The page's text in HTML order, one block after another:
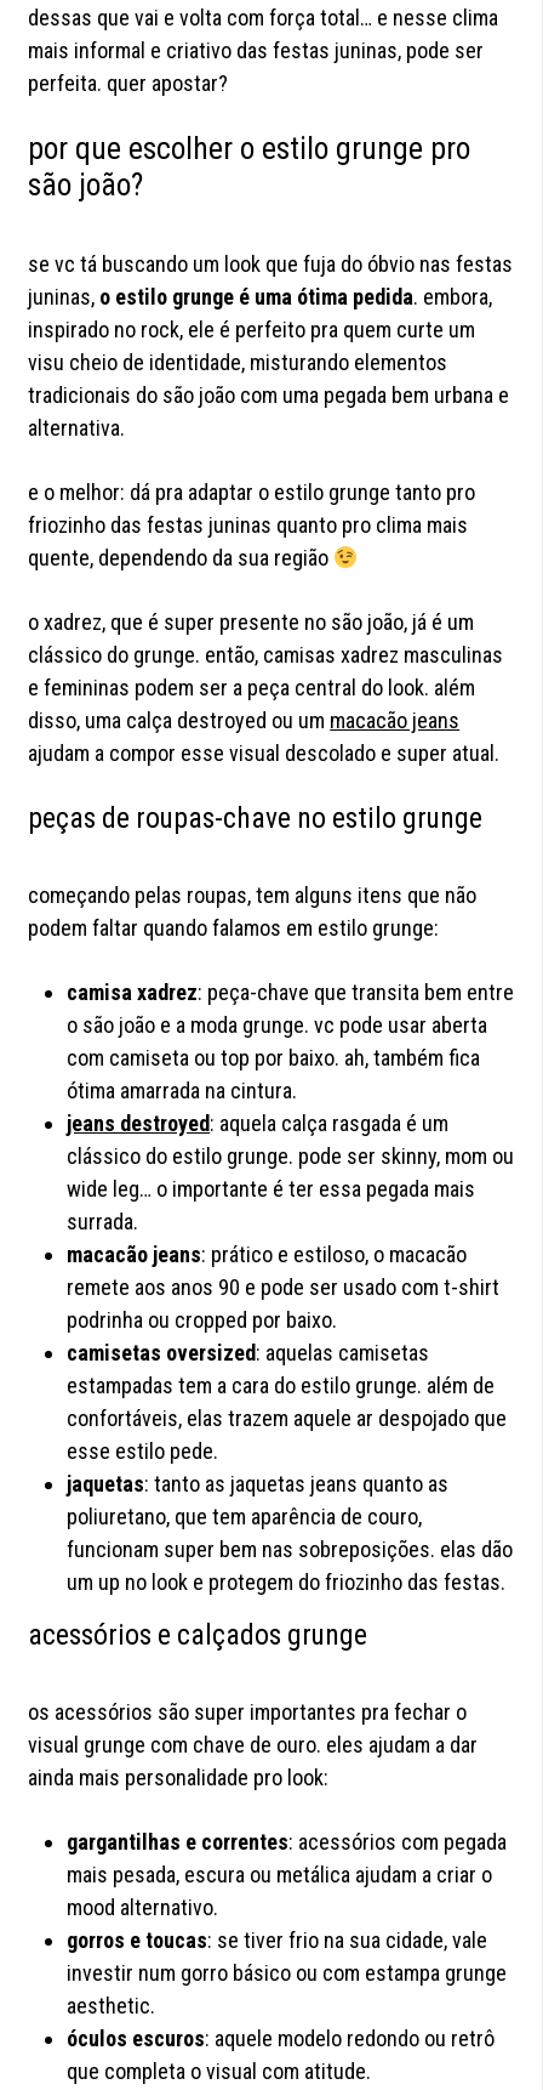
dessas que vai e volta com força total… e nesse clima
mais informal e criativo das festas juninas, pode ser
perfeita. quer apostar?
por que escolher o estilo grunge pro
são joão?
se vc tá buscando um look que fuja do óbvio nas festas
juninas, o estilo grunge é uma ótima pedida. embora,
inspirado no rock, ele é perfeito pra quem curte um
visu cheio de identidade, misturando elementos
tradicionais do são joão com uma pegada bem urbana e
alternativa.
e o melhor: dá pra adaptar o estilo grunge tanto pro
friozinho das festas juninas quanto pro clima mais
quente, dependendo da sua região
o xadrez, que é super presente no são joão, já é um
clássico do grunge. então, camisas xadrez masculinas
e femininas podem ser a peça central do look. além
disso, uma calça destroyed ou um macacão jeans
ajudam a compor esse visual descolado e super atual.
peças de roupas-chave no estilo grunge
começando pelas roupas, tem alguns itens que não
podem faltar quando falamos em estilo grunge:
camisa xadrez: peça-chave que transita bem entre
o são joão e a moda grunge. vc pode usar aberta
com camiseta ou top por baixo. ah, também fica
ótima amarrada na cintura.
jeans destroyed: aquela calça rasgada é um
clássico do estilo grunge. pode ser skinny, mom ou
wide leg… o importante é ter essa pegada mais
surrada.
macacão jeans: prático e estiloso, o macacão
remete aos anos 90 e pode ser usado com t-shirt
podrinha ou cropped por baixo.
camisetas oversized: aquelas camisetas
estampadas tem a cara do estilo grunge. além de
confortáveis, elas trazem aquele ar despojado que
esse estilo pede.
jaquetas: tanto as jaquetas jeans quanto as
poliuretano, que tem aparência de couro,
funcionam super bem nas sobreposições. elas dão
um up no look e protegem do friozinho das festas.
acessórios e calçados grunge
os acessórios são super importantes pra fechar o
visual grunge com chave de ouro. eles ajudam a dar
ainda mais personalidade pro look:
gargantilhas e correntes: acessórios com pegada
mais pesada, escura ou metálica ajudam a criar o
mood alternativo.
gorros e toucas: se tiver frio na sua cidade, vale
investir num gorro básico ou com estampa grunge
aesthetic.
óculos escuros: aquele modelo redondo ou retrô
que completa o visual com atitude.